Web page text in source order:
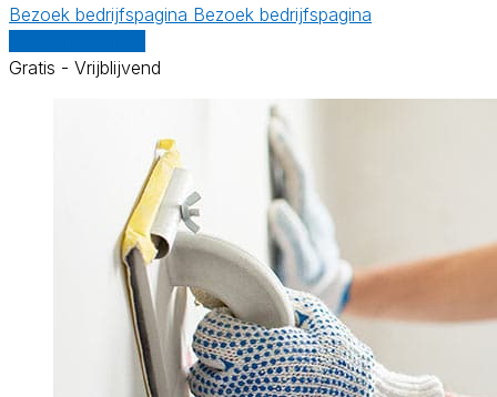
Bezoek bedrijfspagina Bezoek bedrijfspagina
Gratis - Vrijblijvend